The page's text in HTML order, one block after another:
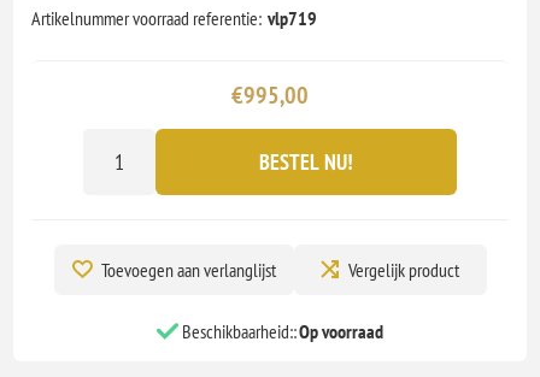
Artikelnummer voorraad referentie: vlp719
€995,00
BESTEL NU!
Toevoegen aan verlanglijst Vergelijk product
Beschikbaarheid::Op voorraad